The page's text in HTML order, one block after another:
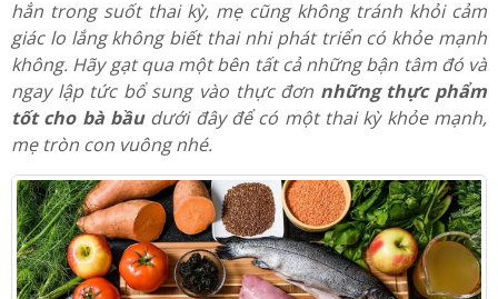
Mong muốn lớn nhất của tất cả các mẹ là bé yêu được
chào đời khỏe mạnh sau 9 tháng 10 ngày. Nhưng chắc
hẳn trong suốt thai kỳ, mẹ cũng không tránh khỏi cảm
giác lo lắng không biết thai nhi phát triển có khỏe mạnh
không. Hãy gạt qua một bên tất cả những bận tâm đó và
ngay lập tức bổ sung vào thực đơn
tốt cho bà bầudưới đây để có một thai kỳ khỏe mạnh,
mẹ tròn con vuông nhé.